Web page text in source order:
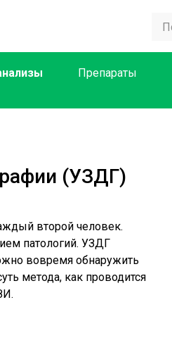
Препараты
(УЗДГ)
второй человек.
патологий. УЗДГ
вовремя обнаружить
метода, как проводится